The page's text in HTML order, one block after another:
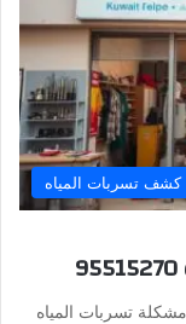
كشف تسربات المياه
تسربات المياه